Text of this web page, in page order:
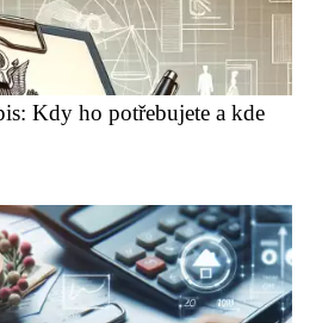
Kdy ho potřebujete a kde